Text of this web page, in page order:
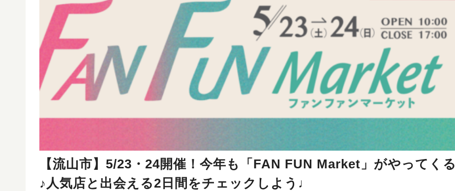
【流山市】5/23・24開催！今年も「FAN FUN Market」がやってくる
♪人気店と出会える2日間をチェックしよう♩